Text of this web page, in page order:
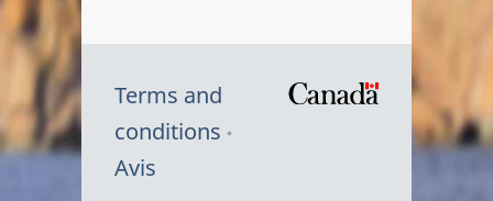
Terms and
conditions
Avis
Symbole